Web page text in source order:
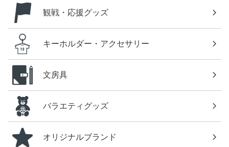
観戦・応援グッズ
キーホルダー・アクセサリー
文房具
バラエティグッズ
オリジナルブランド